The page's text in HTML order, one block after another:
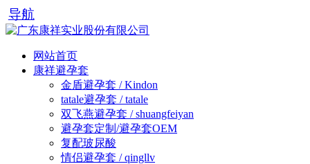
导航
网站首页
康祥避孕套
金盾避孕套 / Kindon
tatale避孕套 / tatale
双飞燕避孕套 / shuangfeiyan
避孕套定制/避孕套OEM
复配玻尿酸
情侣避孕套 / qingllv